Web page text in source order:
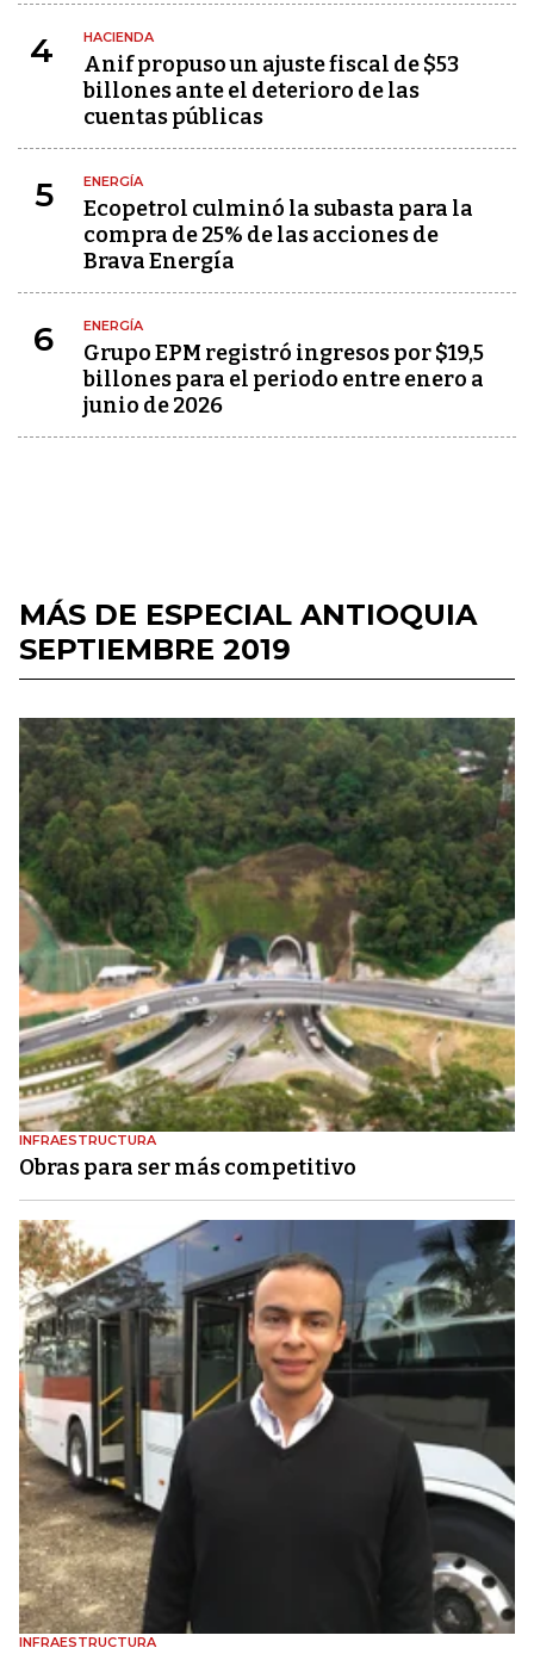
4 HACIENDA
Anif propuso un ajuste fiscal de $53
billones ante el deterioro de las
cuentas públicas
5 ENERGÍA
Ecopetrol culminó la subasta para la
compra de 25% de las acciones de
Brava Energía
6 ENERGÍA
Grupo EPM registró ingresos por $19,5
billones para el periodo entre enero a
junio de 2026
MÁS DE ESPECIAL ANTIOQUIA
SEPTIEMBRE 2019
INFRAESTRUCTURA
Obras para ser más competitivo
INFRAESTRUCTURA